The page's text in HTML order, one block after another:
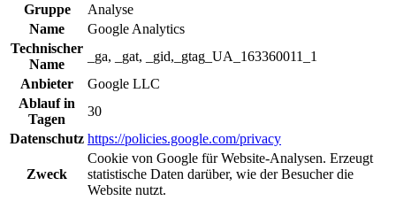
Gruppe
Analyse
Name
Google Analytics
Technischer
Name
_ga, _gat, _gid,_gtag_UA_163360011_1
Anbieter
Google LLC
Ablauf in
Tagen
30
Datenschutz https://policies.google.com/privacy
Zweck
Cookie von Google für Website-Analysen. Erzeugt
statistische Daten darüber, wie der Besucher die
Website nutzt.